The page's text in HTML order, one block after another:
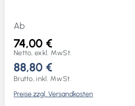
Ab
74,00 €
Netto, exkl. MwSt.
88,80 €
Brutto, inkl. MwSt.
Preise zzgl. Versandkosten